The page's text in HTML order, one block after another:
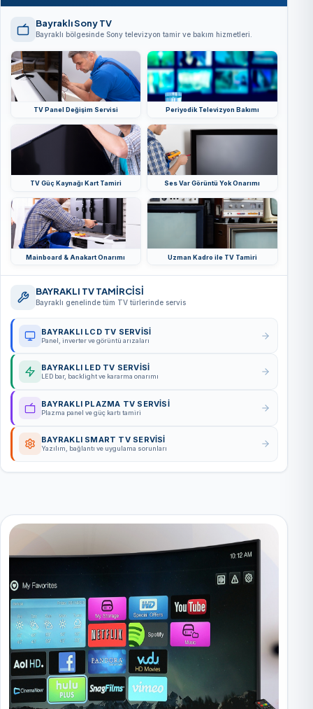
Bayraklı Sony TV
Bayraklı bölgesinde Sony televizyon tamir ve bakım hizmetleri.
TV Panel Değişim Servisi Periyodik Televizyon Bakımı
TV Güç Kaynağı Kart Tamiri Ses Var Görüntü Yok Onarımı
Mainboard & Anakart Onarımı Uzman Kadro ile TV Tamiri
BAYRAKLI TV TAMİRCİSİ
Bayraklı genelinde tüm TV türlerinde servis
BAYRAKLI LCD TV SERVISI
Panel, inverter ve görüntü arızaları
BAYRAKLI LED TV SERVISI
LED bar, backlight ve kararma onarımı
BAYRAKLI PLAZMA TV SERVISI
Plazma panel ve güç kartı tamiri
BAYRAKLI SMART TV SERVISI
Yazılım, bağlantı ve uygulama sorunları